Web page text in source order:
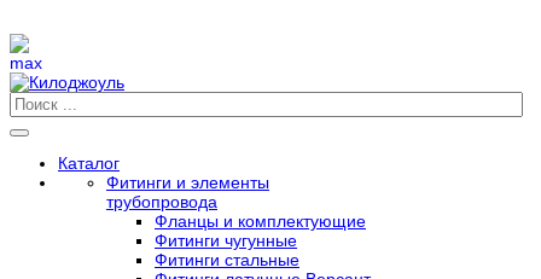
Каталог
Фитинги и элементы
трубопровода
Фланцы и комплектующие
Фитинги чугунные
Фитинги стальные